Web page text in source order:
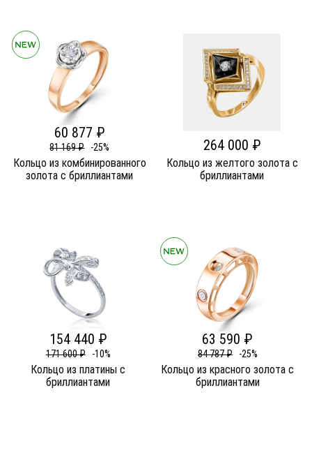
60 877 ₽
81 169 ₽ -25%
Кольцо из комбинированного
золота c бриллиантами
264 000 ₽
Кольцо из желтого золота c
бриллиантами
154 440 ₽
171 600 ₽ -10%
Кольцо из платины c
бриллиантами
63 590 ₽
84 787 ₽ -25%
Кольцо из красного золота c
бриллиантами